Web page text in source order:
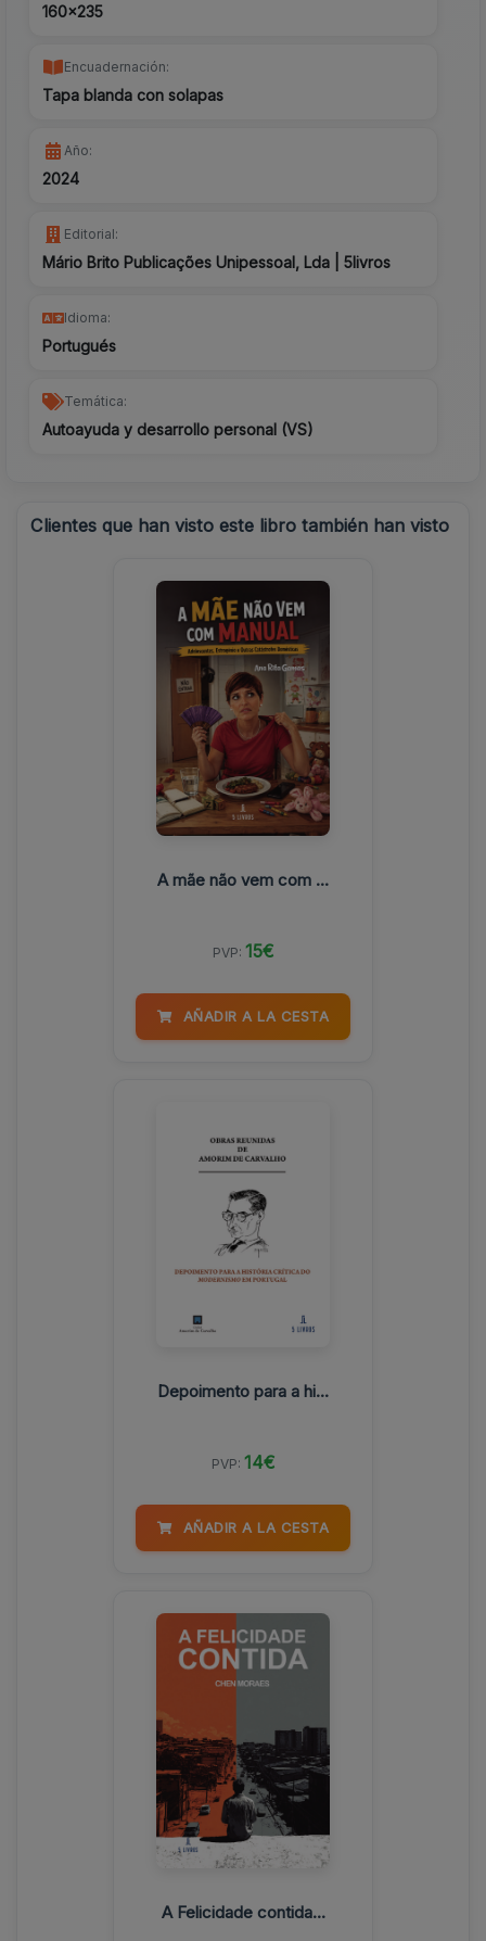
160x235
Encuadernación:
Tapa blanda con solapas
Año:
2024
Editorial:
Mário Brito Publicações Unipessoal, Lda | 5livros
Idioma:
Portugués
Temática:
Autoayuda y desarrollo personal (VS)
Clientes que han visto este libro también han visto
A mãe não vem com ...
PVP: 15€
AÑADIR A LA CESTA
Depoimento para a hi...
PVP: 14€
AÑADIR A LA CESTA
A Felicidade contida...